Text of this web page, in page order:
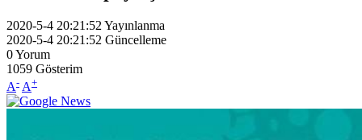
2020-5-4 20:21:52 Yayınlanma
2020-5-4 20:21:52 Güncelleme
0Yorum
1059 Gösterim
A- A+